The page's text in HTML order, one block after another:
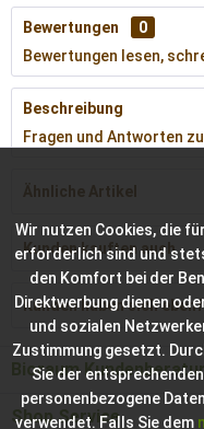
Bewertungen
0
Bewertungen lesen,
Beschreibung
Fragen und Antworten
Ähnliche Artikel
Kunden kauften auch
Kunden haben sich
Bioraum
Shop Service
Wir nutzen Cookies, die
erforderlich sind und
den Komfort bei der
Direktwerbung dienen
und sozialen
Zustimmung gesetzt.
Sie der
personenbezogene
verwendet. Falls Sie dem